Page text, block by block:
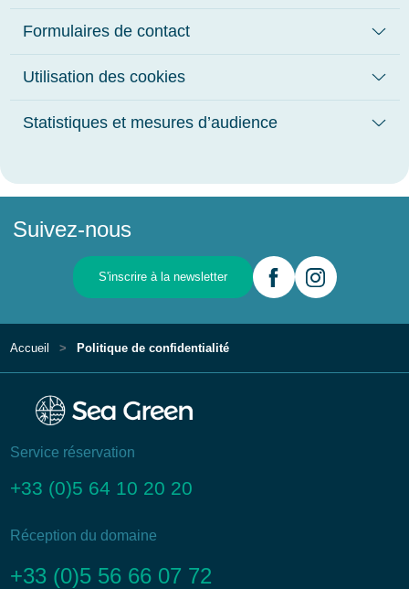
Formulaires de contact
Utilisation des cookies
Statistiques et mesures d’audience
Suivez-nous
S'inscrire à la newsletter
Accueil Politique de confidentialité
Service réservation
+33 (0)5 64 10 20 20
Réception du domaine
+33 (0)5 56 66 07 72